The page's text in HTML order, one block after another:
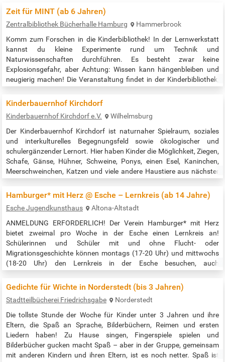
Zeit für MINT (ab 6 Jahren)
Zentralbibliothek Bücherhalle Hamburg
Hammerbrook
Komm zum Forschen in die Kinderbibliothek! In der Lernwerkstatt
kannst du kleine Experimente rund um Technik und
Naturwissenschaften durchführen. Es besteht zwar keine
Explosionsgefahr, aber Achtung: Wissen kann hängenbleiben und
neugierig machen! Die Veranstaltung findet in der Kinderbibliothek,
Uhr Quelle:…
Kinderbauernhof Kirchdorf
Kinderbauernhof Kirchdorf e.V.
Wilhelmsburg
Der Kinderbauernhof Kirchdorf ist naturnaher Spielraum, soziales
und interkulturelles Be­gegnungsfeld sowie ökologischer und
schulergän­zender Lernort. Hier haben Kinder die Möglichkeit, Ziegen,
Schafe, Gänse, Hühner, Schweine, Ponys, einen Esel, Kaninchen,
Meerschweinchen, Katzen und viele andere Haustiere aus nächster
Eintritt für Einzelbesucher und Familien ist kostenfrei |…
Hamburger* mit Herz @ Esche – Lernkreis (ab 14 Jahre)
Esche Jugendkunsthaus
Altona-Altstadt
ANMELDUNG ERFORDERLICH! Der Verein Hamburger* mit Herz
bietet zweimal pro Woche in der Esche einen Lernkreis an!
Schülerinnen und Schüler mit und ohne Flucht- oder
Migrationsgeschichte können montags (17-20 Uhr) und mittwochs
(18-20 Uhr) den Lernkreis in der Esche besuchen, auch
die Möglichkeit, gemeinsam zu lernen, Hausaufgaben zu machen
sowie sich auf Klausuren, Präsentationen und…
Gedichte für Wichte in Norderstedt (bis 3 Jahren)
Stadtteilbücherei Friedrichsgabe
Norderstedt
Die tollste Stunde der Woche für Kinder unter 3 Jahren und ihre
Eltern, die Spaß an Sprache, Bilderbüchern, Reimen und ersten
Liedern haben! Zu Hause singen, Fingerspiele spielen und
Bilderbücher gucken macht Spaß – aber in der Gruppe, gemeinsam
mit anderen Kindern und ihren Eltern, ist es noch netter. Spaß ist